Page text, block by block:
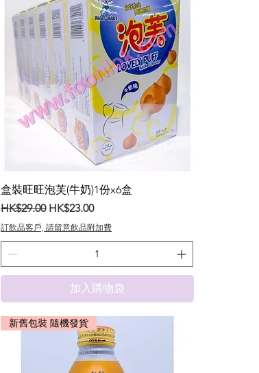
盒裝旺旺泡芙(牛奶)1份x6盒
一般價格
HK$29.00 促銷價格
HK$23.00
訂飲品客戶, 請留意飲品附加費
加入購物袋
新舊包裝 隨機發貨